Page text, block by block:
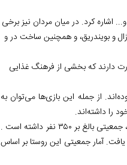
اشاره کرد. در میان مردان نیز برخی
و بویندریق، و همچنین ساخت در و
دارند که بخشی از فرهنگ غذایی
از جمله این بازی‌ها می‌توان به
را داشته‌اند.
جمعیت روستا به ۴۲۵ نفر در قالب ۱۲۰ خانوار افزایش یافت. آمار جمعیتی این روستا بر اساس